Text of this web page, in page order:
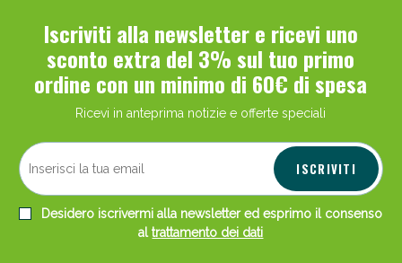
Iscriviti alla newsletter e ricevi uno
sconto extra del 3% sul tuo primo
ordine con un minimo di 60€ di spesa
Ricevi in anteprima notizie e offerte speciali
ISCRIVITI
Desidero iscrivermi alla newsletter ed esprimo il consenso
altrattamento dei dati